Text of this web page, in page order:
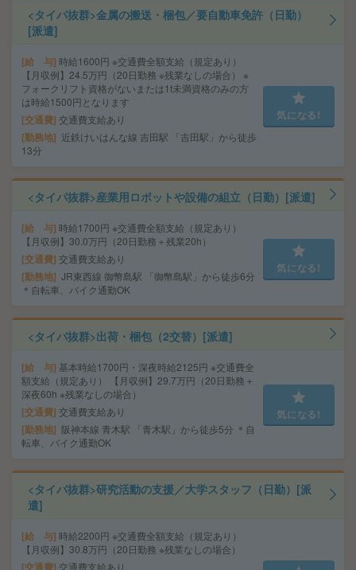
<タイパ抜群>金属の搬送・梱包／要自動車免許（日勤）
[派遣]
給 与 時給1600円 ※交通費全額支給（規定あり）
【月収例】24.5万円（20日勤務 ※残業なしの場合） ※
フォークリフト資格がないまたは1t未満資格のみの方
は時給1500円となります
交通費 交通費支給あり
勤務地
近鉄けいはんな線 吉田駅 「吉田駅」から徒歩
13分
気になる!
<タイパ抜群>産業用ロボットや設備の組立（日勤）[派遣]
給 与 時給1700円 ※交通費全額支給（規定あり）
【月収例】30.0万円（20日勤務＋残業20h）
交通費 交通費支給あり
勤務地 JR東西線 御幣島駅 「御幣島駅」から徒歩6分
＊自転車、バイク通勤OK
気になる!
<タイパ抜群>出荷・梱包（2交替）[派遣]
給 与 基本時給1700円・深夜時給2125円 ※交通費全
額支給（規定あり） 【月収例】29.7万円（20日勤務＋
深夜60h ※残業なしの場合）
交通費 交通費支給あり
勤務地
阪神本線 青木駅 「青木駅」から徒歩5分 ＊自
転車、バイク通勤OK
気になる!
<タイパ抜群>研究活動の支援／大学スタッフ（日勤）[派
遣]
給 与 時給2200円 ※交通費全額支給（規定あり）
【月収例】30.8万円（20日勤務 ※残業なしの場合）
交通費 交通費支給あり